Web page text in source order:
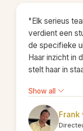
A truly
"Elk serieus
verdient een
de specifieke
Haar inzicht in
stelt haar in
enthousiasme
trainingen
Leidinggeven
Show all
Frank